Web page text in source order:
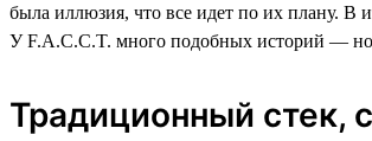
была иллюзия, что все идет по их плану. В
У F.A.C.C.T. много подобных историй — но
Традиционный стек,